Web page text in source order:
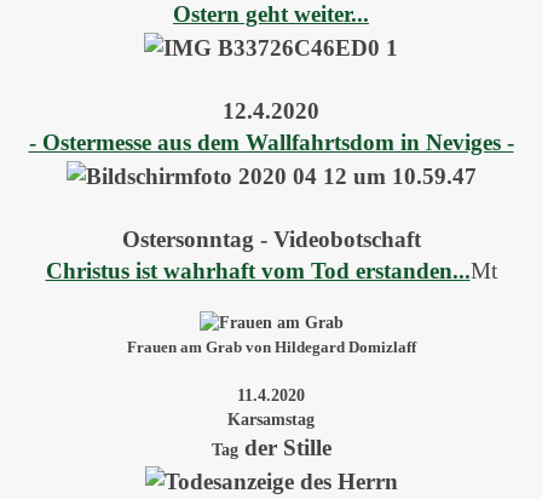
Ostern geht weiter...
12.4.2020
- Ostermesse aus dem Wallfahrtsdom in Neviges -
Ostersonntag - Videobotschaft
Christus ist wahrhaft vom Tod erstanden...Mt
Frauen am Grab von Hildegard Domizlaff
11.4.2020
Karsamstag
Tagder Stille